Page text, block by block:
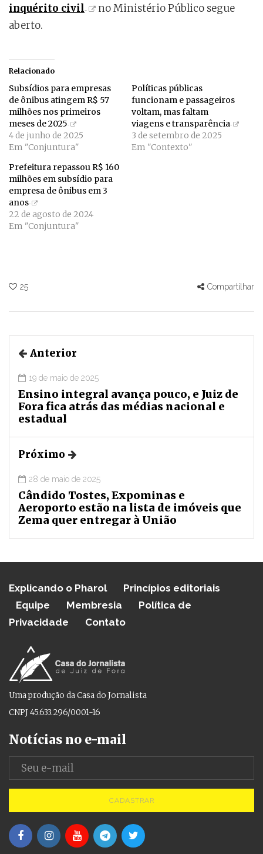
inquérito civil
no Ministério Público segue
aberto.
Relacionado
Subsídios para empresas
de ônibus atingem R$ 57
milhões nos primeiros
meses de 2025
4 de junho de 2025
Em "Conjuntura"
Políticas públicas
funcionam e passageiros
voltam, mas faltam
viagens e transparência
3 de setembro de 2025
Em "Contexto"
Prefeitura repassou R$ 160
milhões em subsídio para
empresa de ônibus em 3
anos
22 de agosto de 2024
Em "Conjuntura"
25 Compartilhar
Anterior
19 de maio de 2025
Ensino integral avança pouco, e Juiz de
Fora fica atrás das médias nacional e
estadual
Próximo
28 de maio de 2025
Cândido Tostes, Expominas e
Aeroporto estão na lista de imóveis que
Zema quer entregar à União
Explicando o Pharol
Princípios editoriais
Equipe
Membresia
Política de
Privacidade
Contato
Uma produção da Casa do Jornalista
CNPJ 45.633.296/0001-16
Notícias no e-mail
CADASTRAR